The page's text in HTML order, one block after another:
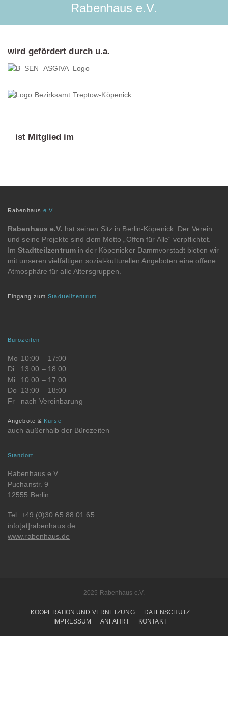
Rabenhaus e.V.
wird gefördert durch u.a.
ist Mitglied im
Rabenhaus e.V.
Rabenhaus e.V. hat seinen Sitz in Berlin-Köpenick. Der Verein
und seine Projekte sind dem Motto „Offen für Alle“ verpflichtet.
ImStadtteilzentrumin der Köpenicker Dammvorstadt bieten wir
mit unseren vielfältigen sozial-kulturellen Angeboten eine offene
Atmosphäre für alle Altersgruppen.
Eingang zumStadtteilzentrum
Bürozeiten
Mo 10:00 – 17:00
Di
13:00 – 18:00
Mi
10:00 – 17:00
Do
13:00 – 18:00
Fr
nach Vereinbarung
Angebote & Kurse
auch außerhalb der Bürozeiten
Standort
Rabenhaus e.V.
Puchanstr. 9
12555 Berlin
Tel. +49 (0)30 65 88 01 65
info[at]rabenhaus.de
www.rabenhaus.de
2025 Rabenhaus e.V.
KOOPERATION UND VERNETZUNG
DATENSCHUTZ
IMPRESSUM
ANFAHRT KONTAKT